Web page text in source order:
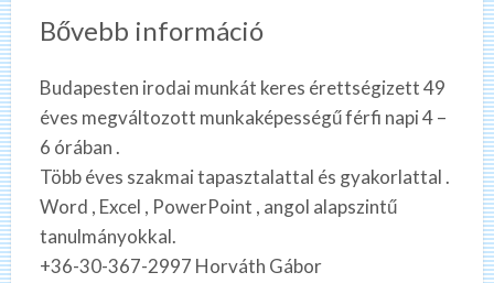
Bővebb információ
Budapesten irodai munkát keres érettségizett 49
éves megváltozott munkaképességű férfi napi 4 –
6 órában .
Több éves szakmai tapasztalattal és gyakorlattal .
Word , Excel , PowerPoint , angol alapszintű
tanulmányokkal.
+36-30-367-2997 Horváth Gábor